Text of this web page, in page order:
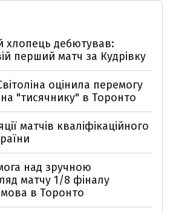
хлопець дебютував:
перший матч за Кудрівку
оцінила перемогу
"тисячнику" в Торонто
матчів кваліфікаційного
над зручною
матчу 1/8 фіналу
в Торонто